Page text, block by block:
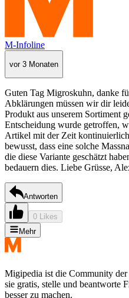
M-Infoline
vor 3 Monaten
Guten Tag Migroskuhn, danke
Abklärungen müssen wir dir
Produkt aus unserem Sortiment
Entscheidung wurde getroffen,
Artikel mit der Zeit
bewusst, dass eine solche
die diese Variante geschätzt
bedauern dies. Liebe Grüsse,
Antworten
0 Likes
Mehr
Migipedia ist die Community
sie gratis, stelle und beantworte
besser zu machen.